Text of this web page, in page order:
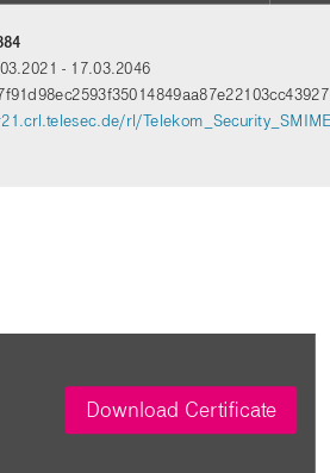
- 17.03.2046
rl/
Download Certificate